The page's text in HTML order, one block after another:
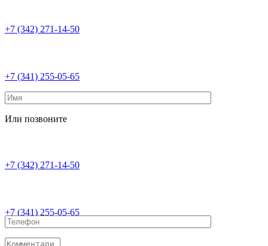
+7 (342) 271-14-50
+7 (341) 255-05-65
Или позвоните
+7 (342) 271-14-50
+7 (341) 255-05-65